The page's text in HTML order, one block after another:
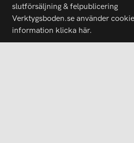
slutförsäljning & felpublicering
Verktygsboden.se använder
information klicka här.